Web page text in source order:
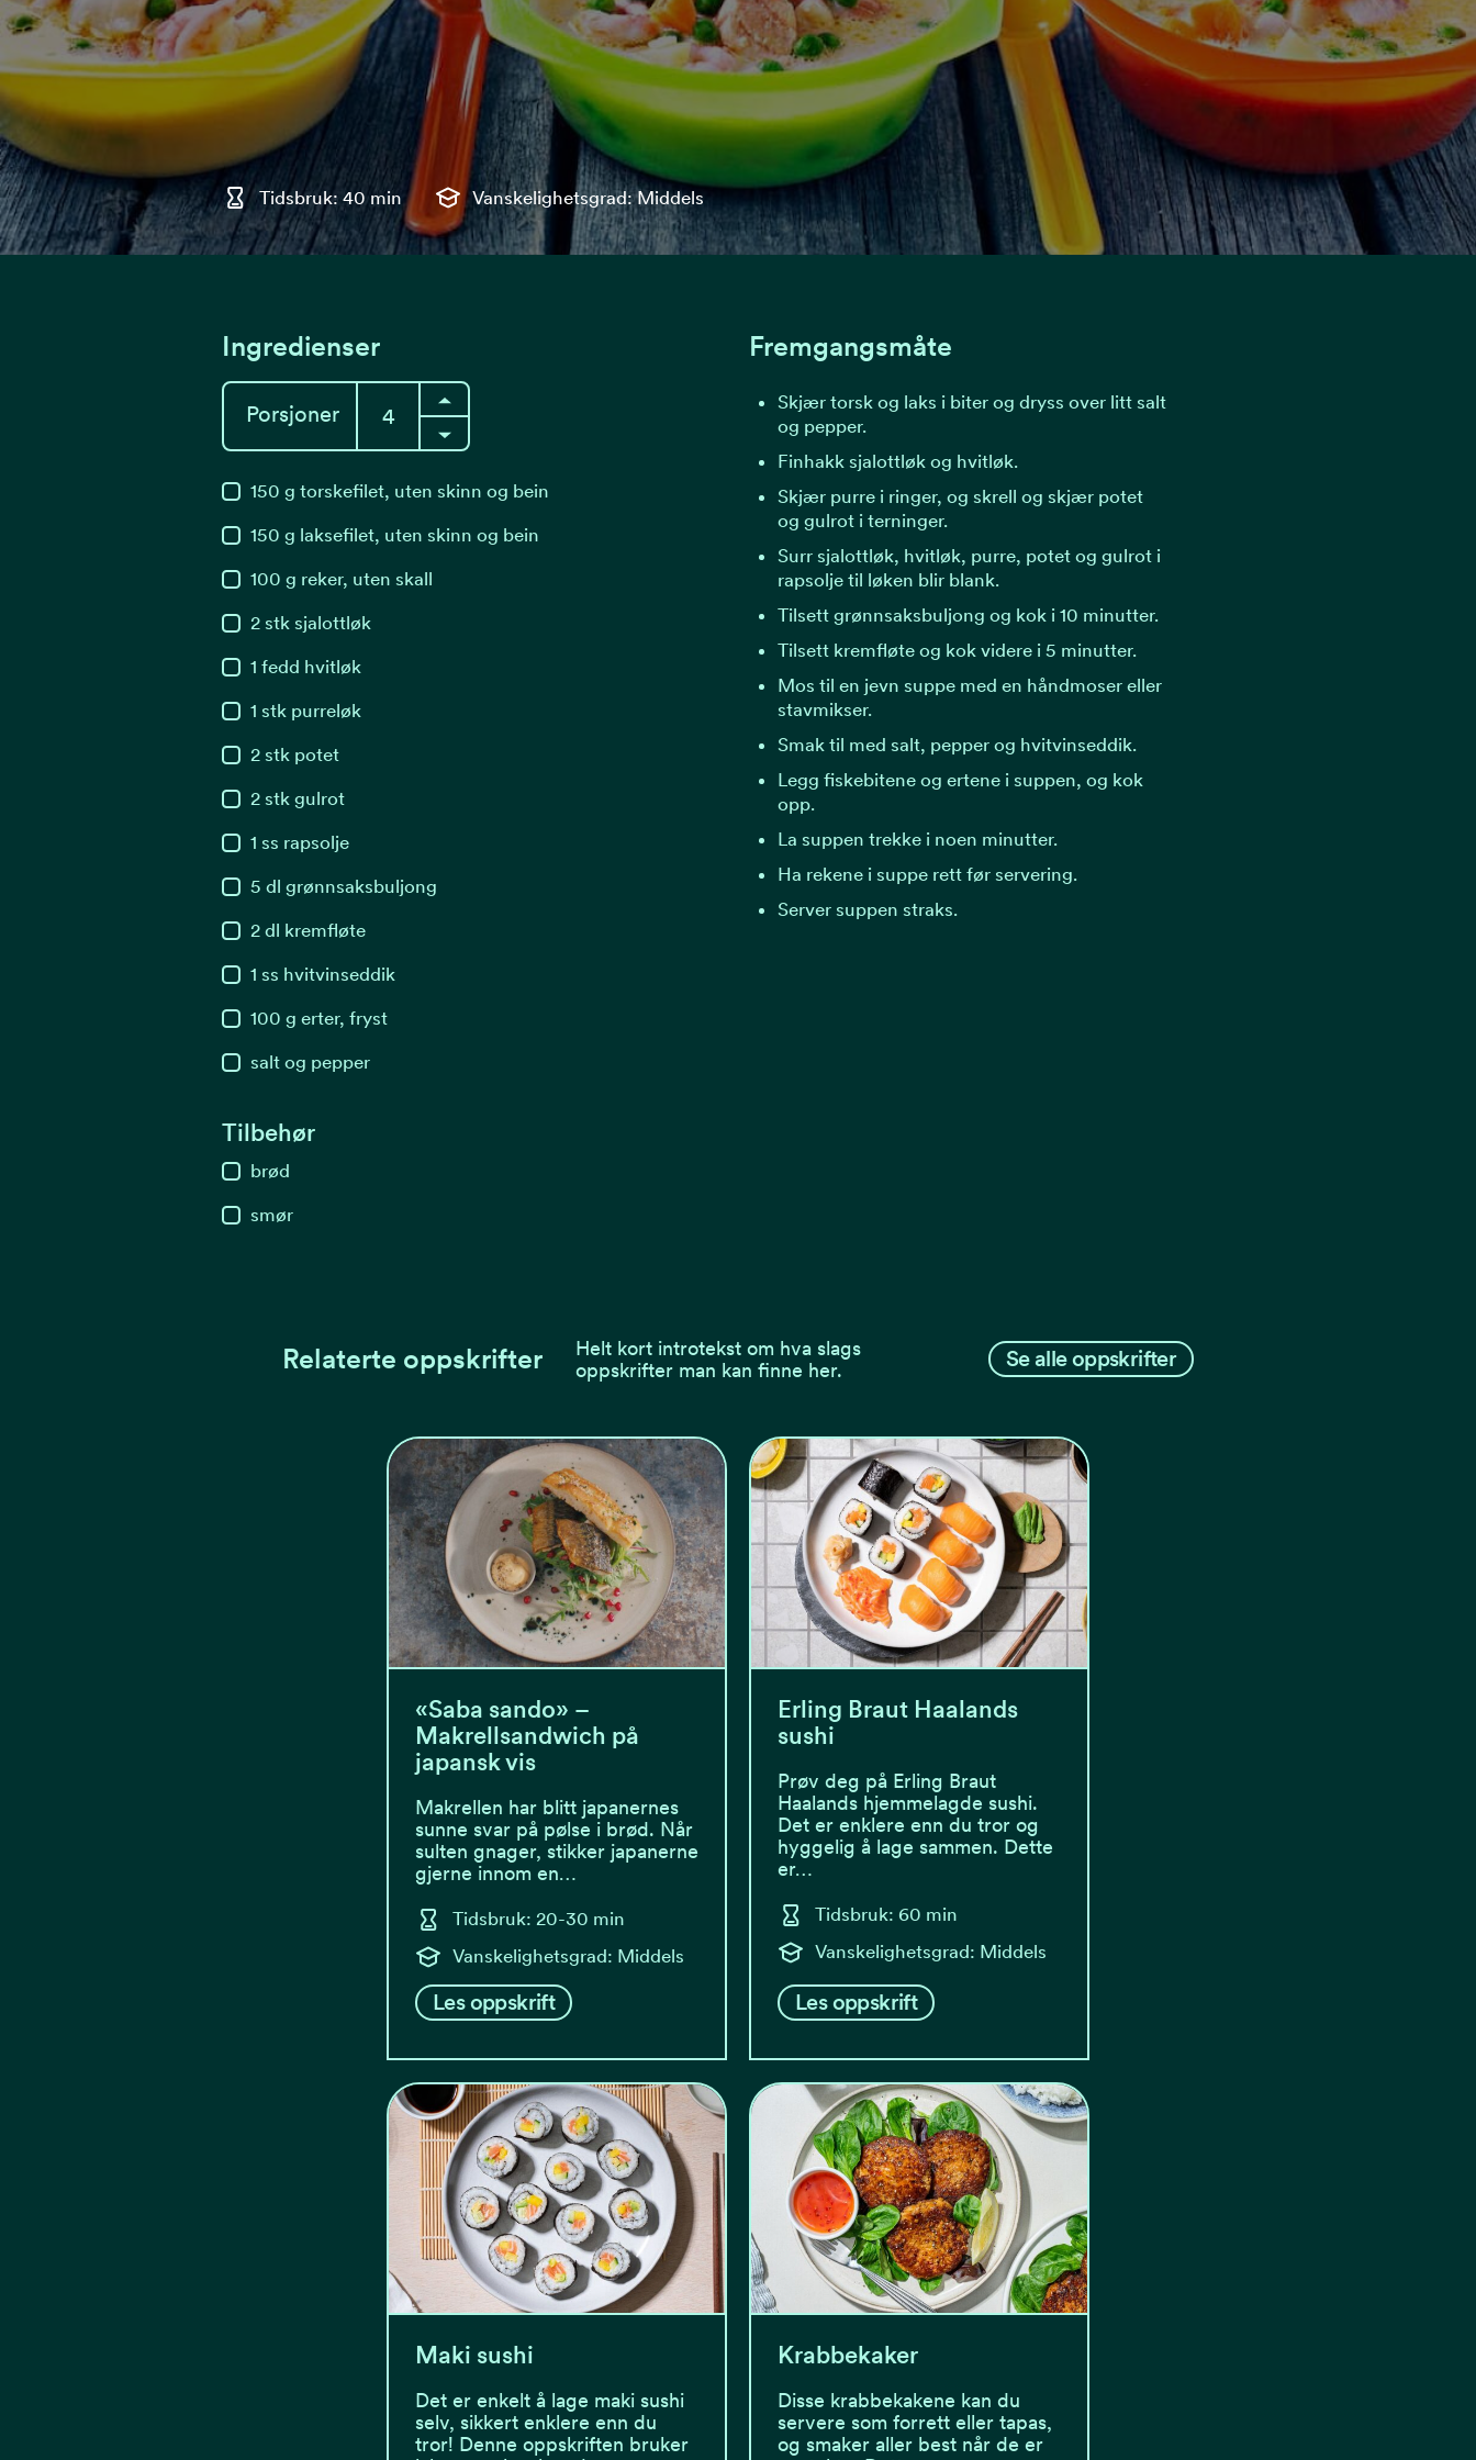
Tidsbruk: 40 min Vanskelighetsgrad: Middels
Ingredienser
Porsjoner
150 g torskefilet, uten skinn og bein
150 g laksefilet, uten skinn og bein
100 g reker, uten skall
2 stk sjalottløk
1 fedd hvitløk
1 stk purreløk
2 stk potet
2 stk gulrot
1 ss rapsolje
5 dl grønnsaksbuljong
2 dl kremfløte
1 ss hvitvinseddik
100 g erter, fryst
salt og pepper
Tilbehør
brød
smør
Fremgangsmåte
Skjær torsk og laks i biter og dryss over litt salt
og pepper.
Finhakk sjalottløk og hvitløk.
Skjær purre i ringer, og skrell og skjær potet
og gulrot i terninger.
Surr sjalottløk, hvitløk, purre, potet og gulrot i
rapsolje til løken blir blank.
Tilsett grønnsaksbuljong og kok i 10 minutter.
Tilsett kremfløte og kok videre i 5 minutter.
Mos til en jevn suppe med en håndmoser eller
stavmikser.
Smak til med salt, pepper og hvitvinseddik.
Legg fiskebitene og ertene i suppen, og kok
opp.
La suppen trekke i noen minutter.
Ha rekene i suppe rett før servering.
Server suppen straks.
Relaterte oppskrifter
Helt kort introtekst om hva slags
oppskrifter man kan finne her.
Se alle oppskrifter
«Saba sando» –
Makrellsandwich på
japansk vis
Makrellen har blitt japanernes
sunne svar på pølse i brød. Når
sulten gnager, stikker japanerne
gjerne innom en…
Tidsbruk: 20-30 min
Vanskelighetsgrad: Middels
Les oppskrift
Erling Braut Haalands
sushi
Prøv deg på Erling Braut
Haalands hjemmelagde sushi.
Det er enklere enn du tror og
hyggelig å lage sammen. Dette
er…
Tidsbruk: 60 min
Vanskelighetsgrad: Middels
Les oppskrift
Maki sushi
Det er enkelt å lage maki sushi
selv, sikkert enklere enn du
tror! Denne oppskriften bruker
Krabbekaker
Disse krabbekakene kan du
servere som forrett eller tapas,
og smaker aller best når de er